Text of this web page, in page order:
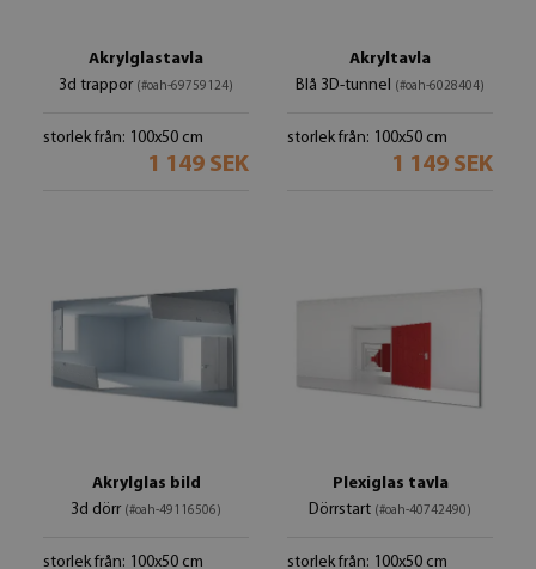
Akrylglastavla
3d trappor (#oah-69759124)
storlek från: 100x50 cm
1 149 SEK
Akryltavla
Blå 3D-tunnel (#oah-6028404)
storlek från: 100x50 cm
1 149 SEK
Akrylglas bild
3d dörr (#oah-49116506)
storlek från: 100x50 cm
Plexiglas tavla
Dörrstart (#oah-40742490)
storlek från: 100x50 cm